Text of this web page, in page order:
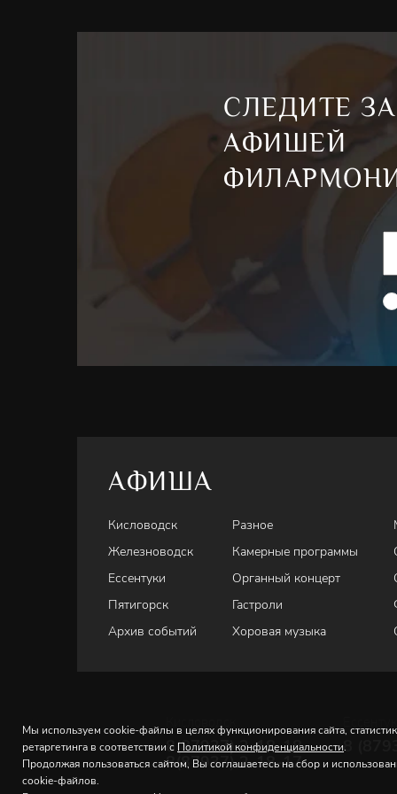
СЛЕДИТЕ ЗА
АФИШЕЙ
АФИША
Кисловодск
Железноводск
Ессентуки
Пятигорск
Архив событий
Разное
Камерные программы
Органный концерт
Гастроли
Хоровая музыка
Кисловодск
8(87937) 2-18-18
8(87937) 2-18-17
8
Мы используем cookie-файлы в целях функционирования сайта,
ретаргетинга в соответствии с Политикой конфиденциальности.
Продолжая пользоваться сайтом, Вы соглашаетесь на сбор и
cookie-файлов.